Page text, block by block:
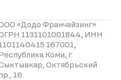
«Додо Франчайзинг»
1131101001844, ИНН
167001,
Коми, г.
Октябрьский
16